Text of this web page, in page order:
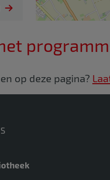
op deze pagina?